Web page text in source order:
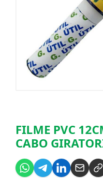
FILME PVC
CABO